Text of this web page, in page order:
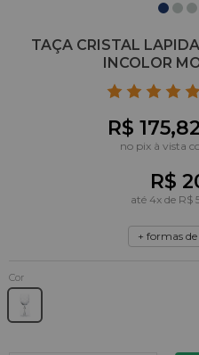
TAÇA CRISTAL
INCOLOR
R$ 175,82
no pix à vista
R$
até 4x de R$
+ formas
Cor